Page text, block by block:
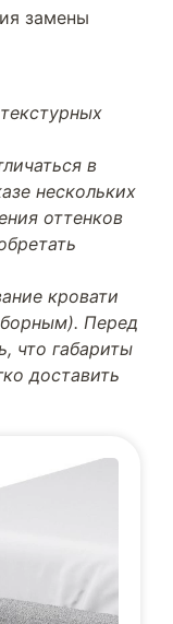
замены
в
нескольких
оттенков
кровати
Перед
что габариты
доставить